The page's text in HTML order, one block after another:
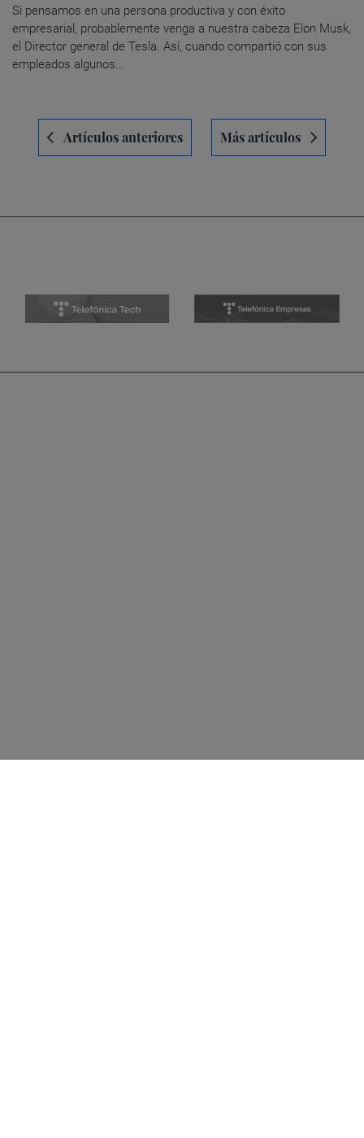
Si pensamos en una persona productiva y con éxito
empresarial, probablemente venga a nuestra cabeza Elon Musk,
el Director general de Tesla. Así, cuando compartió con sus
empleados algunos...
Navegación
entradas
Artículos anteriores Más artículos